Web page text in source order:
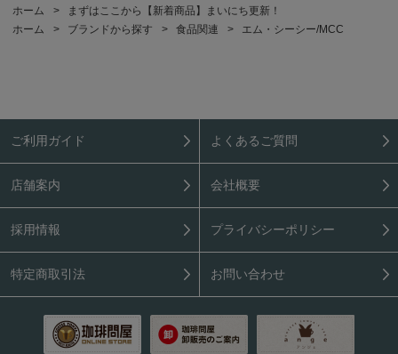
ホーム
>
まずはここから【新着商品】まいにち更新！
ホーム
> ブランドから探す > 食品関連 > エム・シーシー/MCC
ご利用ガイド よくあるご質問
店舗案内 会社概要
採用情報 プライバシーポリシー
特定商取引法 お問い合わせ